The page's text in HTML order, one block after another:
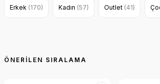
Erkek (170) Kadın (57) Outlet (41)